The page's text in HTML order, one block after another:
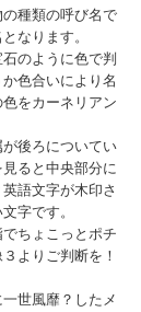
種類の呼び名で
なります。
のように色で判
色合いにより名
をカーネリアン
後ろについてい
ると中央部分に
語文字が木印さ
字です。
ちょこっとポチ
よりご判断を！
世風靡？したメ